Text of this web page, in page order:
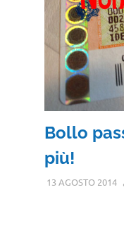
Bollo
più!
13 AGOSTO 2014